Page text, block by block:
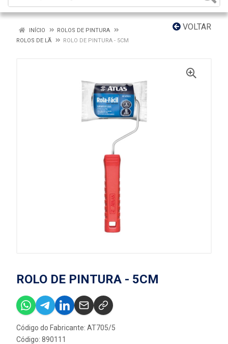
VOLTAR
INÍCIO
ROLOS DE PINTURA
ROLOS DE LÃ
ROLO DE PINTURA - 5CM
ROLO DE PINTURA - 5CM
Código do Fabricante: AT705/5
Código: 890111